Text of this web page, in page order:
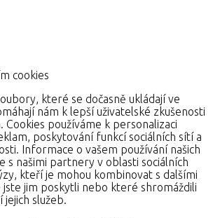
cookies
které se dočasně ukládají ve
nám k lepší uživatelské zkušenosti
Cookies používáme k personalizaci
poskytování funkcí sociálních sítí a
Informace o vašem používání našich
s našimi partnery v oblasti sociálních
kteří je mohou kombinovat s dalšími
jim poskytli nebo které shromáždili
jejich služeb.